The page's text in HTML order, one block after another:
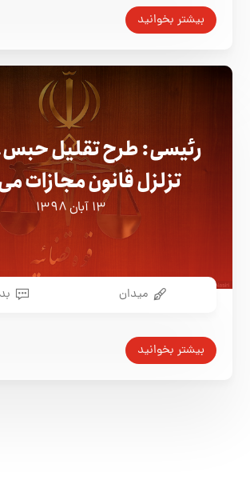
بیشتر بخوانید
رئیسی: طرح تقلیل
تزلزل قانون مجازات
۱۳ آبان ۱۳۹۸
میدان
بیشتر بخوانید